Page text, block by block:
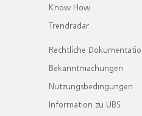
Know How
Trendradar
Rechtliche
Bekanntmachungen
Nutzungsbedingungen
Information zu UBS